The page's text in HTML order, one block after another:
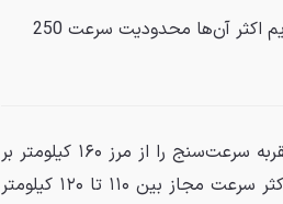
با بررسی مشخصات فنی خودروهای مدرن دنیا متوجه می‌شویم اکثر آن‌ها محدودیت سرعت 250
بیشتر رانندگان در طول استفاده روزمره از خودرو، به‌ندرت عقربه سرعت‌سنج را از مرز ۱۶۰ کیلومتر بر
ساعت فراتر می‌برند. در بسیاری از بزرگراه‌های کشورمان، حداکثر سرعت مجاز بین ۱۱۰ تا ۱۲۰ کیلومتر